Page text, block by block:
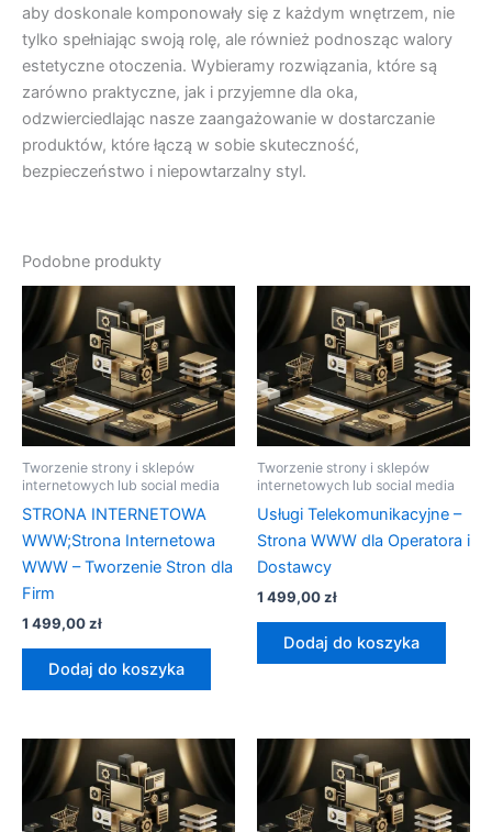
aby doskonale komponowały się z każdym wnętrzem, nie
tylko spełniając swoją rolę, ale również podnosząc walory
estetyczne otoczenia. Wybieramy rozwiązania, które są
zarówno praktyczne, jak i przyjemne dla oka,
odzwierciedlając nasze zaangażowanie w dostarczanie
produktów, które łączą w sobie skuteczność,
bezpieczeństwo i niepowtarzalny styl.
Podobne produkty
Tworzenie strony i sklepów
internetowych lub social media
STRONA INTERNETOWA
WWW;Strona Internetowa
WWW – Tworzenie Stron dla
Firm
1 499,00zł
Dodaj do koszyka
Tworzenie strony i sklepów
internetowych lub social media
Usługi Telekomunikacyjne –
Strona WWW dla Operatora i
Dostawcy
1 499,00zł
Dodaj do koszyka